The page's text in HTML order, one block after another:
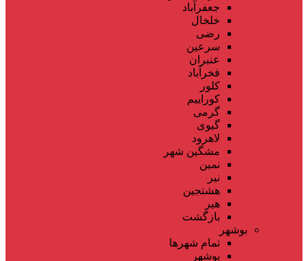
جعفرآباد
خلخال
رضی
سرعین
عنبران
فخرآباد
کلور
کوراییم
گرمی
گیوی
لاهرود
مشگین شهر
نمین
نیر
هشتجین
هیر
بازگشت
بوشهر
تمام شهر‌ها
بوشهر